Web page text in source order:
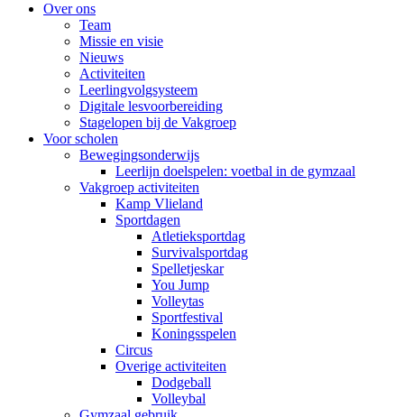
Over ons
Team
Missie en visie
Nieuws
Activiteiten
Leerlingvolgsysteem
Digitale lesvoorbereiding
Stagelopen bij de Vakgroep
Voor scholen
Bewegingsonderwijs
Leerlijn doelspelen: voetbal in de gymzaal
Vakgroep activiteiten
Kamp Vlieland
Sportdagen
Atletieksportdag
Survivalsportdag
Spelletjeskar
You Jump
Volleytas
Sportfestival
Koningsspelen
Circus
Overige activiteiten
Dodgeball
Volleybal